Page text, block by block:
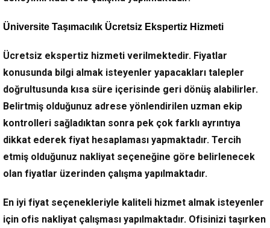
Üniversite Taşımacılık Ücretsiz Ekspertiz Hizmeti
Ücretsiz ekspertiz hizmeti verilmektedir. Fiyatlar
konusunda bilgi almak isteyenler yapacakları talepler
doğrultusunda kısa süre içerisinde geri dönüş alabilirler.
Belirtmiş olduğunuz adrese yönlendirilen uzman ekip
kontrolleri sağladıktan sonra pek çok farklı ayrıntıya
dikkat ederek fiyat hesaplaması yapmaktadır. Tercih
etmiş olduğunuz nakliyat seçeneğine göre belirlenecek
olan fiyatlar üzerinden çalışma yapılmaktadır.
En iyi fiyat seçenekleriyle kaliteli hizmet almak isteyenler
için ofis nakliyat çalışması yapılmaktadır. Ofisinizi taşırken